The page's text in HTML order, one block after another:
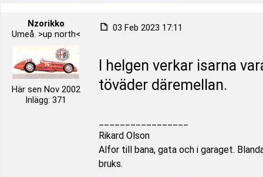
Nzorikko
Umeå. >up north<
Här sen Nov 2002
Inlägg: 371
03 Feb 2023 17:11
I helgen verkar isarna
töväder däremellan.
Rikard Olson
Alfor till bana, gata och i garaget.
bruks.